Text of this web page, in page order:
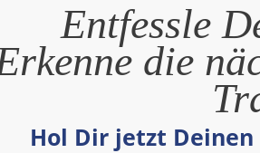
Entfessle
die
Hol Dir jetzt